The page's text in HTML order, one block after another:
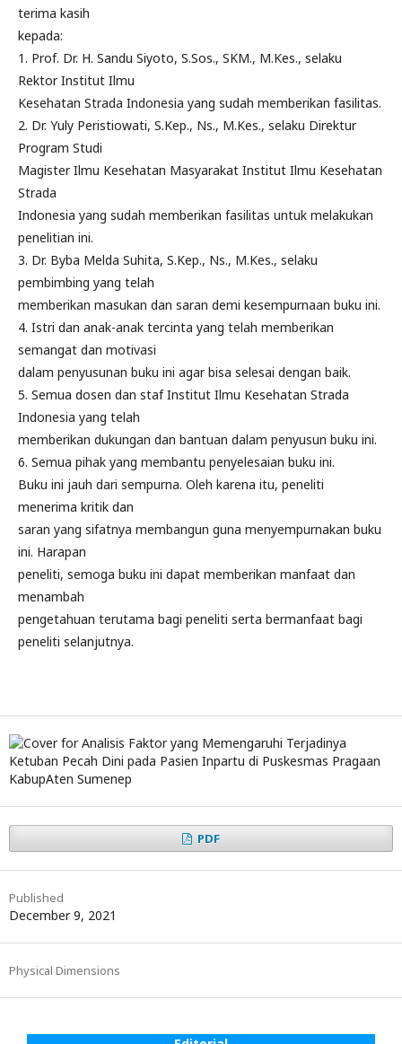
terima kasih
kepada:
1. Prof. Dr. H. Sandu Siyoto, S.Sos., SKM., M.Kes., selaku
Rektor Institut Ilmu
Kesehatan Strada Indonesia yang sudah memberikan fasilitas.
2. Dr. Yuly Peristiowati, S.Kep., Ns., M.Kes., selaku Direktur
Program Studi
Magister Ilmu Kesehatan Masyarakat Institut Ilmu Kesehatan
Strada
Indonesia yang sudah memberikan fasilitas untuk melakukan
penelitian ini.
3. Dr. Byba Melda Suhita, S.Kep., Ns., M.Kes., selaku
pembimbing yang telah
memberikan masukan dan saran demi kesempurnaan buku ini.
4. Istri dan anak-anak tercinta yang telah memberikan
semangat dan motivasi
dalam penyusunan buku ini agar bisa selesai dengan baik.
5. Semua dosen dan staf Institut Ilmu Kesehatan Strada
Indonesia yang telah
memberikan dukungan dan bantuan dalam penyusun buku ini.
6. Semua pihak yang membantu penyelesaian buku ini.
Buku ini jauh dari sempurna. Oleh karena itu, peneliti
menerima kritik dan
saran yang sifatnya membangun guna menyempurnakan buku
ini. Harapan
peneliti, semoga buku ini dapat memberikan manfaat dan
menambah
pengetahuan terutama bagi peneliti serta bermanfaat bagi
peneliti selanjutnya.
PDF
Published
December 9, 2021
Physical Dimensions